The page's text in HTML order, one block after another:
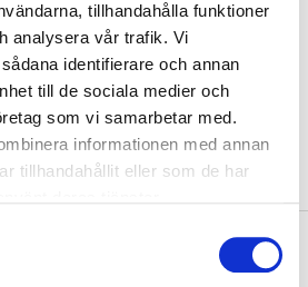
tillhandahålla funktioner
analysera vår trafik. Vi
identifierare och annan
till de sociala medier och
som vi samarbetar med.
informationen med annan
tillhandahållit eller som de har